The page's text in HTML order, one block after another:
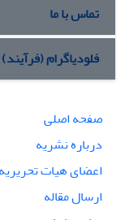
تماس با ما
فلودیاگرام
صفحه اصلی
درباره نشریه
اعضای هیات تحریریه
ارسال مقاله